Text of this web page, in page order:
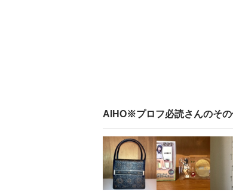
AIHO※プロフ必読さんのその